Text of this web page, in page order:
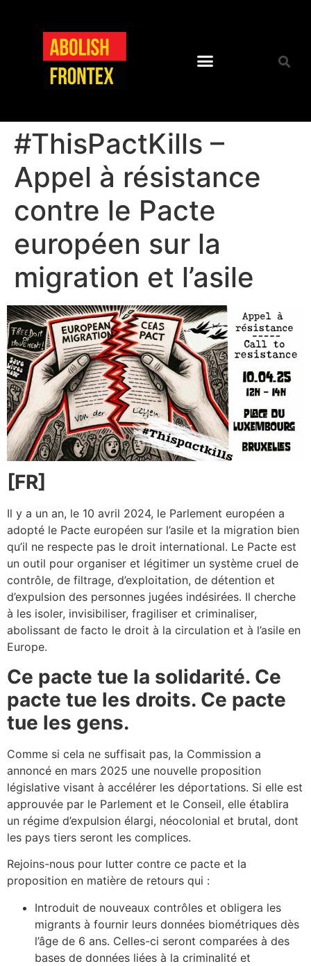
#ThisPactKills –
Appel à résistance
contre le Pacte
européen sur la
migration et l’asile
[FR]
Il y a un an, le 10 avril 2024, le Parlement européen a
adopté le Pacte européen sur l’asile et la migration bien
qu’il ne respecte pas le droit international. Le Pacte est
un outil pour organiser et légitimer un système cruel de
contrôle, de filtrage, d’exploitation, de détention et
d’expulsion des personnes jugées indésirées. Il cherche
à les isoler, invisibiliser, fragiliser et criminaliser,
abolissant de facto le droit à la circulation et à l’asile en
Europe.
Ce pacte tue la solidarité. Ce
pacte tue les droits. Ce pacte
tue les gens.
Comme si cela ne suffisait pas, la Commission a
annoncé en mars 2025 une nouvelle proposition
législative visant à accélérer les déportations. Si elle est
approuvée par le Parlement et le Conseil, elle établira
un régime d’expulsion élargi, néocolonial et brutal, dont
les pays tiers seront les complices.
Rejoins-nous pour lutter contre ce pacte et la
proposition en matière de retours qui :
Introduit de nouveaux contrôles et obligera les
migrants à fournir leurs données biométriques dès
l’âge de 6 ans. Celles-ci seront comparées à des
bases de données liées à la criminalité et